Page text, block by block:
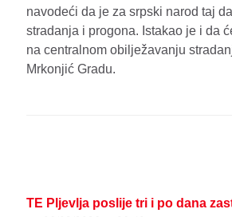
navodeći da je za srpski narod taj
stradanja i progona. Istakao je i da
na centralnom obilježavanju
Mrkonjić Gradu.
TE Pljevlja poslije tri i po dana